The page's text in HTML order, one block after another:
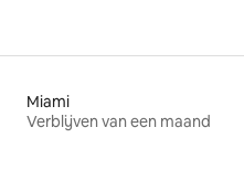
Miami
Verblijven van een maand